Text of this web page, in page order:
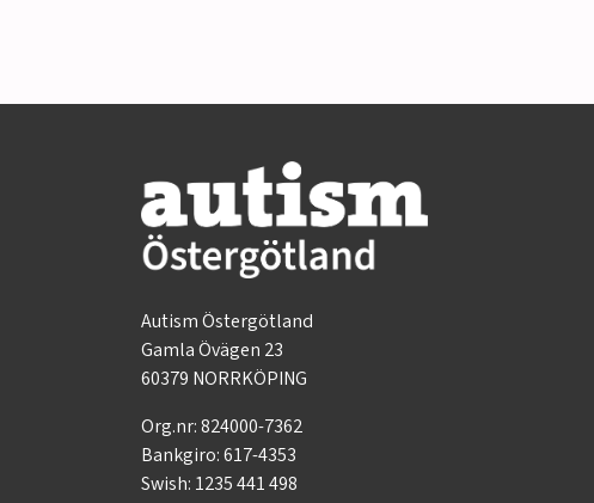
Autism Östergötland
Gamla Övägen 23
60379 NORRKÖPING
Org.nr: 824000-7362
Bankgiro: 617-4353
Swish: 1235 441 498